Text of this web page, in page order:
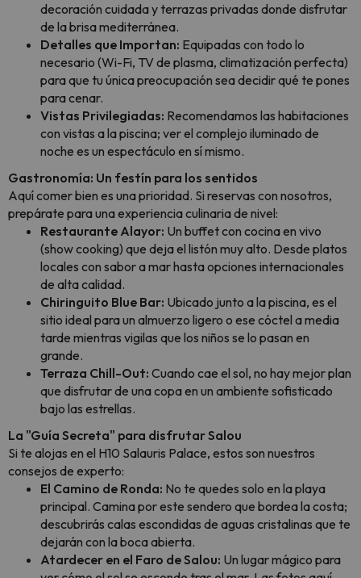
decoración cuidada y terrazas privadas donde disfrutar
de la brisa mediterránea.
Detalles que Importan: Equipadas con todo lo
necesario (Wi-Fi, TV de plasma, climatización perfecta)
para que tu única preocupación sea decidir qué te pones
para cenar.
Vistas Privilegiadas: Recomendamos las habitaciones
con vistas a la piscina; ver el complejo iluminado de
noche es un espectáculo en sí mismo.
Gastronomía: Un festín para los sentidos
Aquí comer bien es una prioridad. Si reservas con nosotros,
prepárate para una experiencia culinaria de nivel:
Restaurante Alayor: Un buffet con cocina en vivo
(show cooking) que deja el listón muy alto. Desde platos
locales con sabor a mar hasta opciones internacionales
de alta calidad.
Chiringuito Blue Bar: Ubicado junto a la piscina, es el
sitio ideal para un almuerzo ligero o ese cóctel a media
tarde mientras vigilas que los niños se lo pasan en
grande.
Terraza Chill-Out: Cuando cae el sol, no hay mejor plan
que disfrutar de una copa en un ambiente sofisticado
bajo las estrellas.
La "Guía Secreta" para disfrutar Salou
Si te alojas en el H10 Salauris Palace, estos son nuestros
consejos de experto:
El Camino de Ronda: No te quedes solo en la playa
principal. Camina por este sendero que bordea la costa;
descubrirás calas escondidas de aguas cristalinas que te
dejarán con la boca abierta.
Atardecer en el Faro de Salou: Un lugar mágico para